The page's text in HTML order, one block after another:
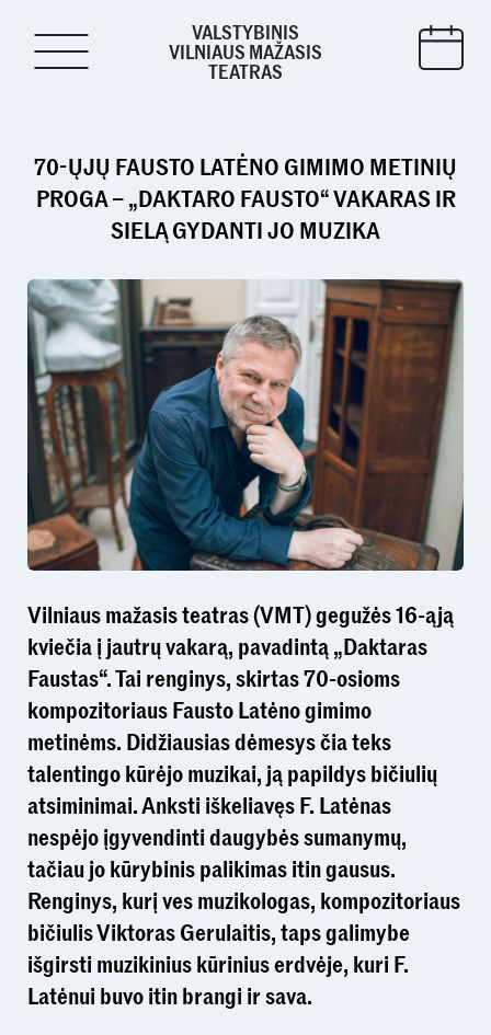
VALSTYBINIS
VILNIAUS MAŽASIS
TEATRAS
70-ŲJŲ FAUSTO LATĖNO GIMIMO METINIŲ
PROGA – „DAKTARO FAUSTO“ VAKARAS IR
SIELĄ GYDANTI JO MUZIKA
Vilniaus mažasis teatras (VMT) gegužės 16-ąją
kviečia į jautrų vakarą, pavadintą „Daktaras
Faustas“. Tai renginys, skirtas 70-osioms
kompozitoriaus Fausto Latėno gimimo
metinėms. Didžiausias dėmesys čia teks
talentingo kūrėjo muzikai, ją papildys bičiulių
atsiminimai. Anksti iškeliavęs F. Latėnas
nespėjo įgyvendinti daugybės sumanymų,
tačiau jo kūrybinis palikimas itin gausus.
Renginys, kurį ves muzikologas, kompozitoriaus
bičiulis Viktoras Gerulaitis, taps galimybe
išgirsti muzikinius kūrinius erdvėje, kuri F.
Latėnui buvo itin brangi ir sava.